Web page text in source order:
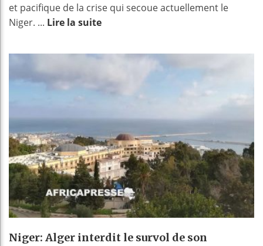
et pacifique de la crise qui secoue actuellement le
Niger. ... Lire la suite
Niger: Alger interdit le survol de son